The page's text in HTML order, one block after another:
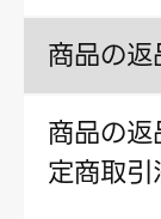
商品の返
商品の
定商取